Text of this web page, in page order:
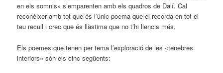
en els somnis» s’emparenten amb els quadros de Dalí. Cal
reconèixer amb tot que és l’únic poema que el recorda en tot el
teu recull i crec que és llàstima que no t’hi llencis més.
Els poemes que tenen per tema l’exploració de les «tenebres
interiors» són els cinc següents: